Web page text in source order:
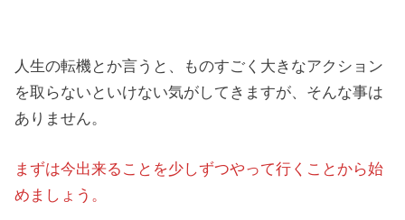
人生の転機とか言うと、ものすごく大きなアクション
を取らないといけない気がしてきますが、そんな事は
ありません。
まずは今出来ることを少しずつやって行くことから始
めましょう。